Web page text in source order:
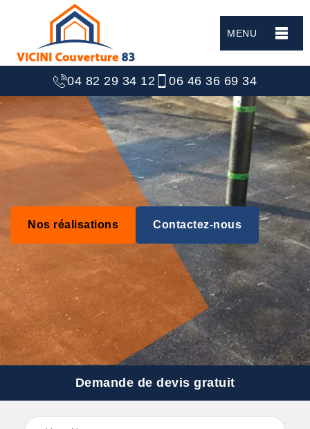
MENU
04 82 29 34 12 06 46 36 69 34
Nos réalisations Contactez-nous
Demande de devis gratuit